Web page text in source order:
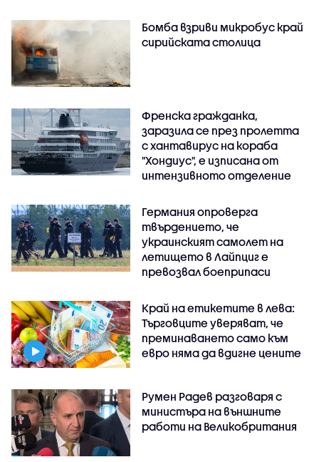
Бомба взриви микробус край
сирийската столица
Френска гражданка,
заразила се през пролетта
с хантавирус на кораба
"Хондиус", е изписана от
интензивното отделение
Германия опроверга
твърдението, че
украинският самолет на
летището в Лайпциг е
превозвал боеприпаси
Край на етикетите в лева:
Търговците уверяват, че
преминаването само към
евро няма да вдигне цените
Румен Радев разговаря с
министъра на външните
работи на Великобритания